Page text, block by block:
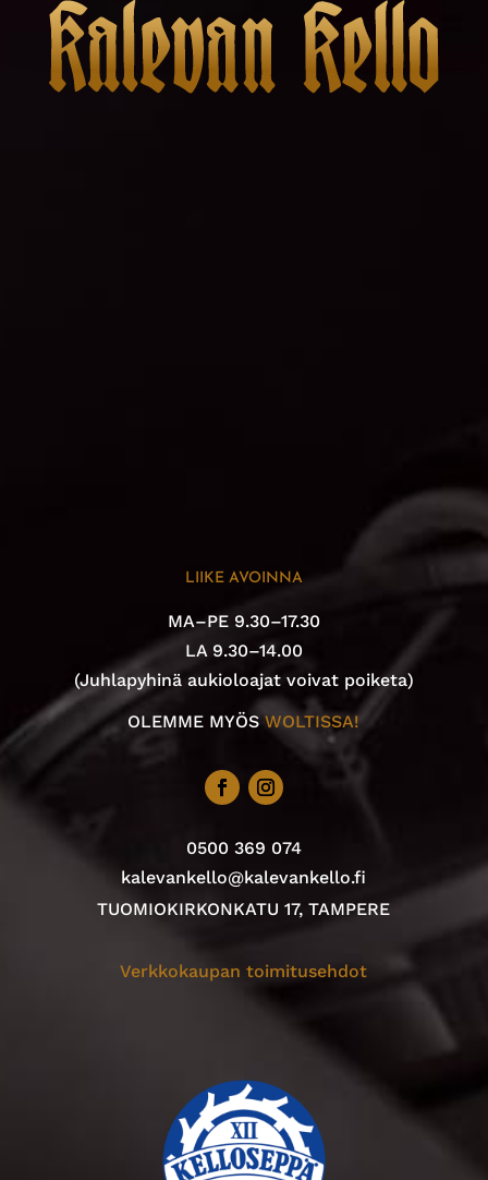
LIIKE AVOINNA
MA–PE 9.30–17.30
LA 9.30–14.00
(Juhlapyhinä aukioloajat voivat poiketa)
OLEMME MYÖSWOLTISSA!
0500 369 074
kalevankello@kalevankello.fi
TUOMIOKIRKONKATU 17, TAMPERE
Verkkokaupan toimitusehdot